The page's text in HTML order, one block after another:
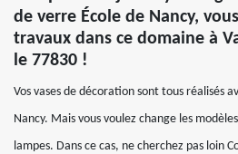
de verre École de Nancy,
travaux dans ce domaine à
le 77830 !
Vos vases de décoration sont tous réalisés
Nancy. Mais vous voulez change les
lampes. Dans ce cas, ne cherchez pas loin